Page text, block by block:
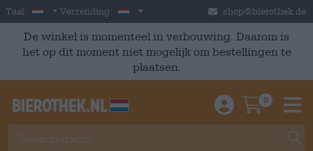
Skip to main content
Taal: Dutch
Verzending: Nederland shop@bierothek.de
De winkel is momenteel in verbouwing. Daarom is
het op dit moment niet mogelijk om bestellingen te
plaatsen.
Einloggen /
0